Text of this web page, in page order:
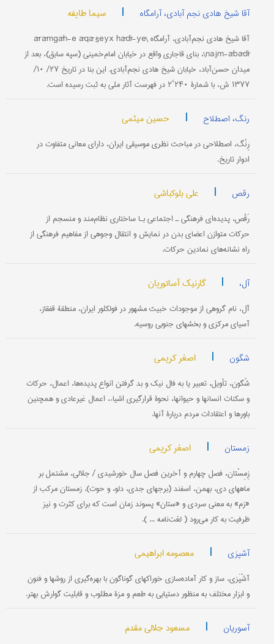
آقا شیخ هادی نجم آبادی، آرامگاه | سیما طایفه
آقا شیخ هادی نجم‌آبادی، آرامگاه \ārāmgāh-e āqā šeyx hādī-ye
najm-ābādī\، بنای قاجاری واقع در خیابان امام‌خمینی (سپه سابق)، بعد از
میدان حسن‌آباد، خیابان شیخ هادی نجم‌آبادی. این بنا در تاریخ ۲۷/ ۱۰/
۱۳۷۷ ش، با شمارۀ ۲۴۰‘۲ در فهرست آثار ملی به ثبت رسیده است.
رنگ، اصطلاح | حسین میثمی
رِنْگ، اصطلاحی در مباحث نظری موسیقی ایران، دارای معانی متفاوت در
ادوار تاریخ.
رقص | علی بلوکباشی
رَقْص، پدیده‌ای فرهنگی ـ اجتماعی بـا ساختاری نظام‌مند و منسجم از
حرکات متوازن اعضای بدن در نمایش و انتقال وجوهی از مفاهیم فرهنگی از
راه نشانه‌های نمادین حرکات.
آل، | گارنیک آساتوریان
آل، نام گروهی از موجودات خبیث مشهور در فولکلور ایران، منطقۀ قفقاز،
آسیای مرکزی و بخشهای جنوبی روسیه.
شگون | اصغر کریمی
شُگون، تأویل، تعبیر یا به فال نیک و بد گرفتن انواع پدیده‌ها، اعمال، حرکات
و سکنات انسانها و حیوانها، نحوۀ قرارگیری اشیاء، اعمال غیرعادی و همچنین
باورها و اعتقادات مردم دربارۀ آنها.
زمستان | اصغر کریمی
زِمِسْتان، فصل چهارم و آخرین فصل سال خورشیدی / جلالی، مشتمل بر
ماههای دی، بهمن، اسفند (برجهای جدی، دلو، و حوت). زمستان مرکب از
«زم» به معنی سردی و «ستان» پسوند زمان است که برای کثرت و نیز
ظرفیت به کار می‌رود ( لغت‌نامه ... ).
آشپزی | معصومه ابراهیمی
آشْپَزی، ساز و کار آماده‌سازی خوراکهای گوناگون با بهره‌‌گیری از روشها و فنون
و ابزار مختلف به منظور دستیابی به طعم و مزۀ مطلوب و قابلیت گوارش بهتر.
آسوریان | مسعود جلالی مقدم